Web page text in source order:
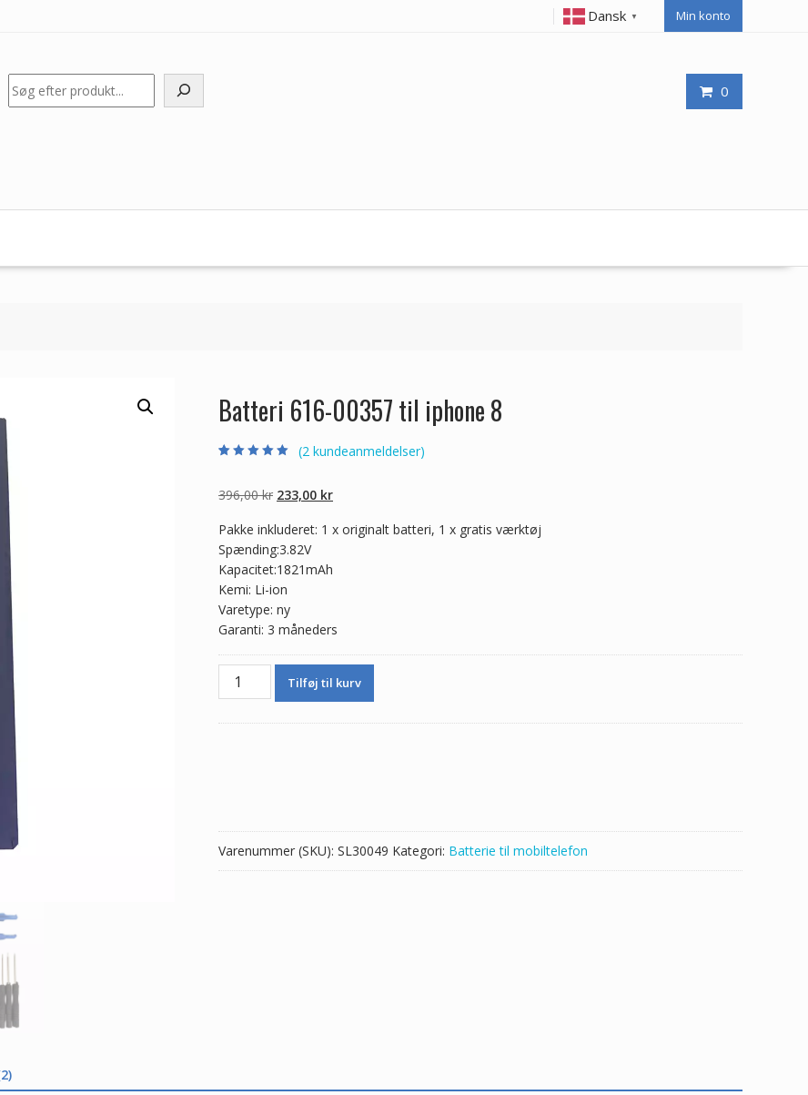
Dansk ▼ Min konto
0
Søg
Batteri 616-00357 til iphone 8
baseret på
kundebedømmel
(2 kundeanmeldelser)
396,00kr Den
pris
var:
396,00 kr.
233,00 krDen
pris
Pakke inkluderet: 1 x originalt batteri, 1 x gratis værktøj
Spænding:3.82V
Kapacitet:1821mAh
Kemi: Li-ion
Varetype: ny
Garanti: 3 måneders
Batteri
616-
Tilføj til kurv
Varenummer (SKU): SL30049 Kategori: Batterie til mobiltelefon